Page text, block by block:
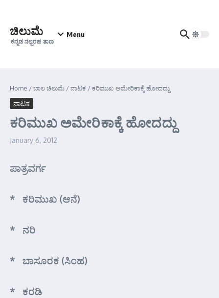
ಚಿಲುಮೆ
ಕನ್ನಡ ನಲ್ಬರಹ ತಾಣ
Menu
Home /ಬಾಲ ಚಿಲುಮೆ /ನಾಟಕ /ಕರಿಮುಖ ಅಮೇರಿಕಾಕ್ಕೆ ಹೋದದ್ದು
ನಾಟಕ
ಕರಿಮುಖ ಅಮೇರಿಕಾಕ್ಕೆ ಹೋದದ್ದು
January 6, 2012
ಪಾತ್ರವರ್ಗ
* ಕರಿಮುಖ (ಆನೆ)
* ನರಿ
* ಬಾಸೂರಕ (ಸಿಂಹ)
* ಕರಡಿ